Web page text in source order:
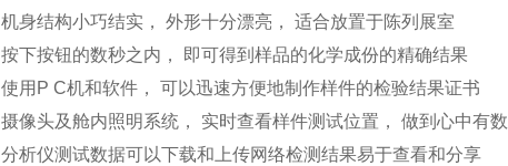
机身结构小巧结实， 外形十分漂亮， 适合放置于陈列展室
按下按钮的数秒之内， 即可得到样品的化学成份的精确结果
使用P C机和软件， 可以迅速方便地制作样件的检验结果证书
摄像头及舱内照明系统， 实时查看样件测试位置， 做到心中有数
分析仪测试数据可以下载和上传网络检测结果易于查看和分享